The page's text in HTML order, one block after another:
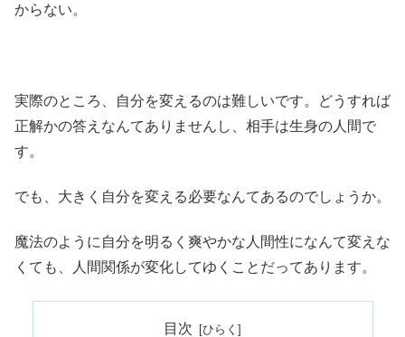
からない。
実際のところ、自分を変えるのは難しいです。どうすれば
正解かの答えなんてありませんし、相手は生身の人間で
す。
でも、大きく自分を変える必要なんてあるのでしょうか。
魔法のように自分を明るく爽やかな人間性になんて変えな
くても、人間関係が変化してゆくことだってあります。
目次